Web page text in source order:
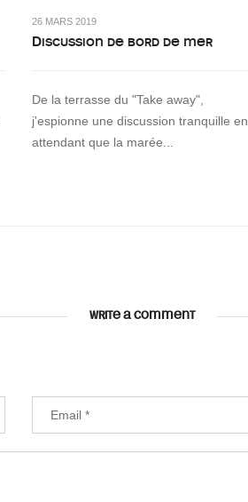
26 MARS 2019
Discussion de bord de mer
De la terrasse du "Take away",
j'espionne une discussion tranquille en
attendant que la marée...
WRITE A COMMENT